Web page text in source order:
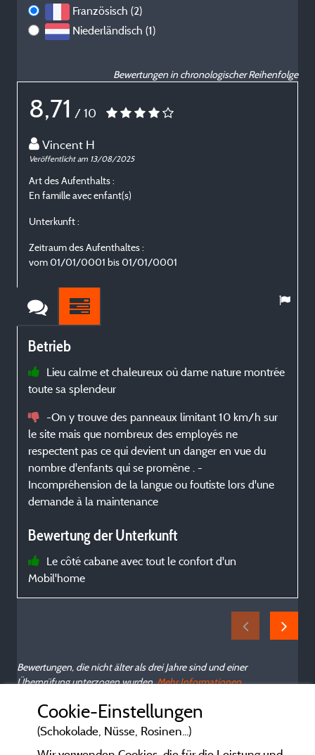
Französisch (2)
Niederländisch (1)
Bewertungen in chronologischer Reihenfolge
8,71 / 10
Vincent H
Veröffentlicht am 13/08/2025
Art des Aufenthalts :
En famille avec enfant(s)
Unterkunft :
Zeitraum des Aufenthaltes :
vom 01/01/0001 bis 01/01/0001
Betrieb
Lieu calme et chaleureux où dame nature montrée
toute sa splendeur
-On y trouve des panneaux limitant 10 km/h sur
le site mais que nombreux des employés ne
respectent pas ce qui devient un danger en vue du
nombre d'enfants qui se promène . -
Incompréhension de la langue ou foutiste lors d'une
demande à la maintenance
Bewertung der Unterkunft
Le côté cabane avec tout le confort d'un
Mobil'home
Bewertungen, die nicht älter als drei Jahre sind und einer
Überprüfung unterzogen wurden.Mehr Informationen
Cookie-Einstellungen
(Schokolade, Nüsse, Rosinen...)